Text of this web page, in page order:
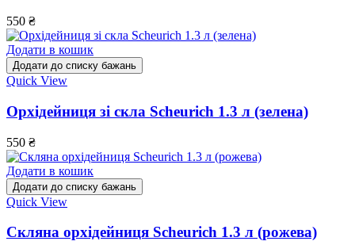
550 ₴
Додати в кошик
Додати до списку бажань
Quick View
Орхідейниця зі скла Scheurich 1.3 л (зелена)
550 ₴
Додати в кошик
Додати до списку бажань
Quick View
Скляна орхідейниця Scheurich 1.3 л (рожева)